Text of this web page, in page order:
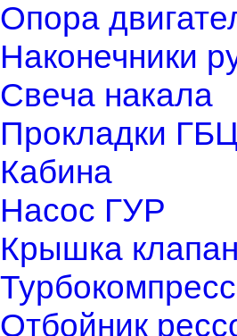
Опора
Наконечники
Свеча накала
Прокладки
Кабина
Насос ГУР
Крышка
Отбойник